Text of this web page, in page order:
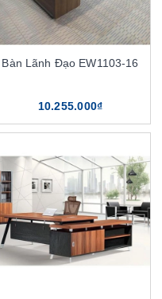
Bàn Lãnh Đạo EW1103-16
10.255.000₫